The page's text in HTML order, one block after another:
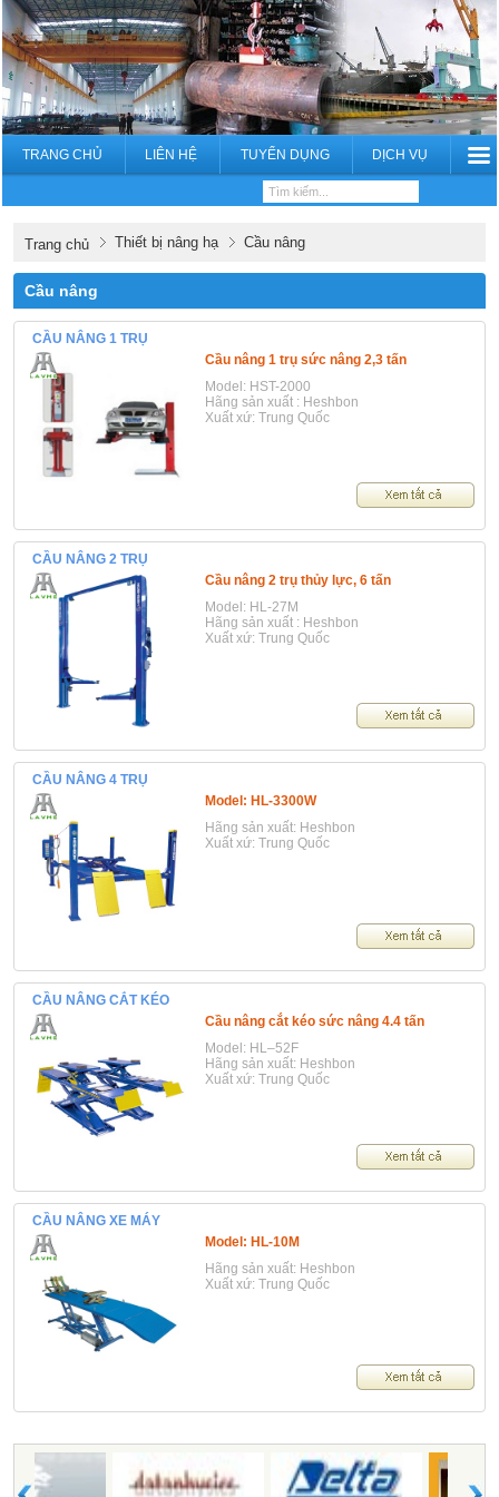
TRANG CHỦ LIÊN HỆ TUYỂN DỤNG DỊCH VỤ
Trang chủ Thiết bị nâng hạ Cầu nâng
Cầu nâng
CẦU NÂNG 1 TRỤ
Cầu nâng 1 trụ sức nâng 2,3 tấn
Model: HST-2000
Hãng sản xuất : Heshbon
Xuất xứ: Trung Quốc
CẦU NÂNG 2 TRỤ
Cầu nâng 2 trụ thủy lực, 6 tấn
Model: HL-27M
Hãng sản xuất : Heshbon
Xuất xứ: Trung Quốc
CẦU NÂNG 4 TRỤ
Model: HL-3300W
Hãng sản xuất: Heshbon
Xuất xứ: Trung Quốc
CẦU NÂNG CẮT KÉO
Cầu nâng cắt kéo sức nâng 4.4 tấn
Model: HL–52F
Hãng sản xuất: Heshbon
Xuất xứ: Trung Quốc
CẦU NÂNG XE MÁY
Model: HL-10M
Hãng sản xuất: Heshbon
Xuất xứ: Trung Quốc